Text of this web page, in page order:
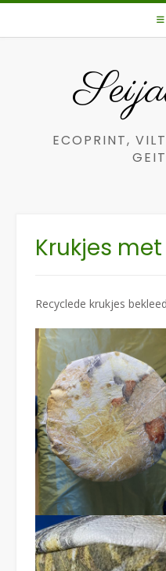
Spring
inhoud
ECOPRINT,
Krukjes
Recyclede krukjes